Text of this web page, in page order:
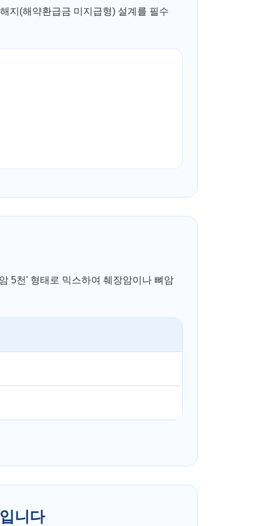
지(해약환급금 미지급형) 설계를 필수
5천' 형태로 믹스하여 췌장암이나 뼈암
니다